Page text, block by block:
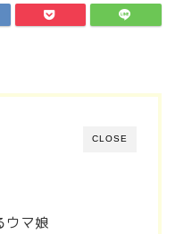
CLOSE
ウマ娘